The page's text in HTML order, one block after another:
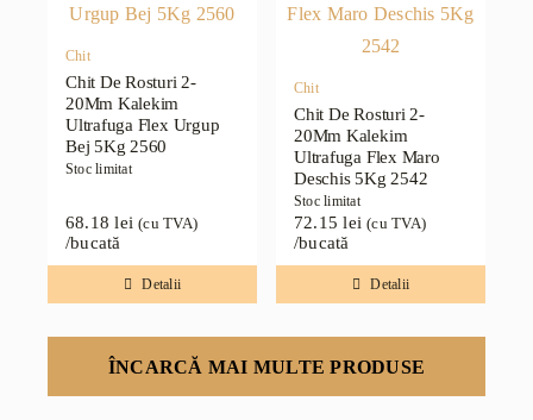
Chit
Chit De Rosturi 2-
20Mm Kalekim
Ultrafuga Flex Urgup
Bej 5Kg 2560
Stoc limitat
68.18lei (cu TVA)
/bucată
Detalii
Chit
Chit De Rosturi 2-
20Mm Kalekim
Ultrafuga Flex Maro
Deschis 5Kg 2542
Stoc limitat
72.15lei (cu TVA)
/bucată
Detalii
ÎNCARCĂ MAI MULTE PRODUSE